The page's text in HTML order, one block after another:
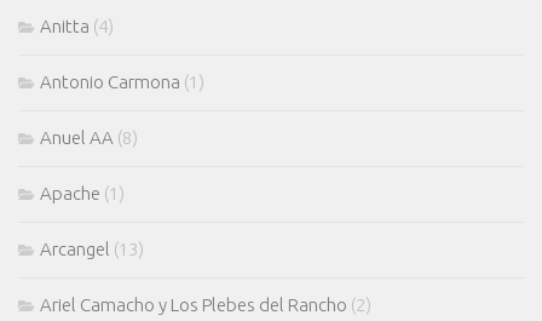
Anitta (4)
Antonio Carmona (1)
Anuel AA (8)
Apache (1)
Arcangel (13)
Ariel Camacho y Los Plebes del Rancho (2)